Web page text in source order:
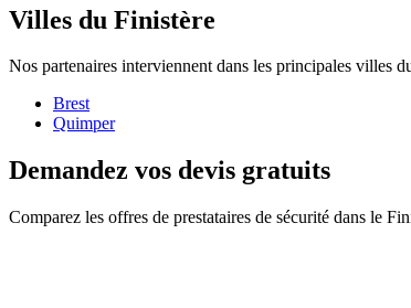
Villes du Finistère
Nos partenaires interviennent dans les principales villes
Brest
Quimper
Demandez vos devis gratuits
Comparez les offres de prestataires de sécurité dans le